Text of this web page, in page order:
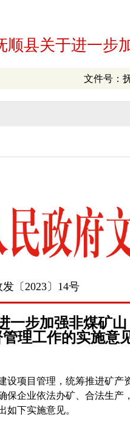
顺县关于进一步
文件号：
〔2023〕14号
一步加强非煤矿山
理工作的实施意
设项目管理，统筹推进矿产
保企业依法办矿、合法生产
如下实施意见。